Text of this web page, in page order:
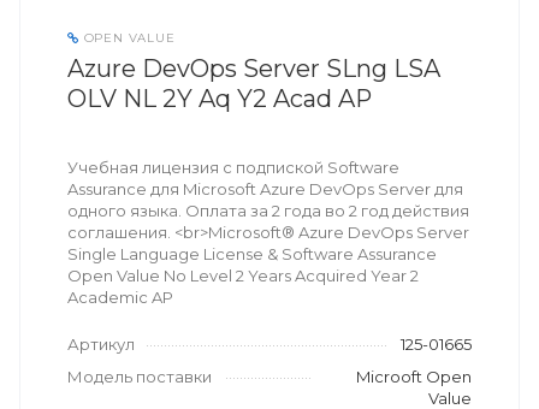
OPEN VALUE
Azure DevOps Server SLng LSA
OLV NL 2Y Aq Y2 Acad AP
Учебная лицензия с подпиской Software
Assurance для Microsoft Azure DevOps Server для
одного языка. Оплата за 2 года во 2 год действия
соглашения. <br>Microsoft® Azure DevOps Server
Single Language License & Software Assurance
Open Value No Level 2 Years Acquired Year 2
Academic AP
Артикул
125-01665
Модель поставки
Microoft Open
Value